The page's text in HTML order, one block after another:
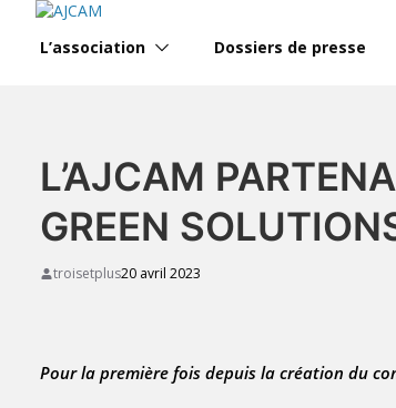
contentL’association Dossiers de presse
L’AJCAM
GREEN
troisetplus20 avril 2023
Pour la première fois depuis la création du